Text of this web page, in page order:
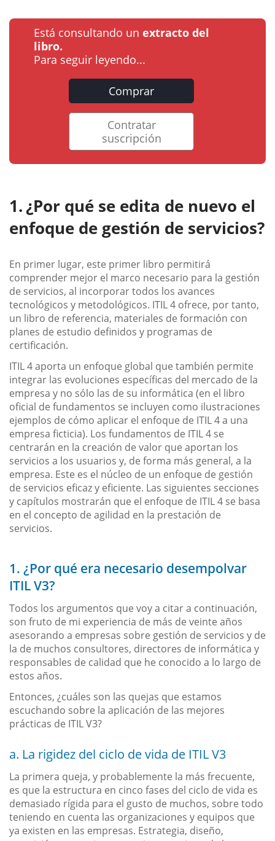
Está consultando un extracto del
libro.
Para seguir leyendo...
Comprar
Contratar
suscripción
¿Por qué se edita de nuevo el
enfoque de gestión de servicios?
En primer lugar, este primer libro permitirá
comprender mejor el marco necesario para la gestión
de servicios, al incorporar todos los avances
tecnológicos y metodológicos. ITIL 4 ofrece, por tanto,
un libro de referencia, materiales de formación con
planes de estudio definidos y programas de
certificación.
ITIL 4 aporta un enfoque global que también permite
integrar las evoluciones específicas del mercado de la
empresa y no sólo las de su informática (en el libro
oficial de fundamentos se incluyen como ilustraciones
ejemplos de cómo aplicar el enfoque de ITIL 4 a una
empresa ficticia). Los fundamentos de ITIL 4 se
centrarán en la creación de valor que aportan los
servicios a los usuarios y, de forma más general, a la
empresa. Este es el núcleo de un enfoque de gestión
de servicios eficaz y eficiente. Las siguientes secciones
y capítulos mostrarán que el enfoque de ITIL 4 se basa
en el concepto de agilidad en la prestación de
servicios.
1. ¿Por qué era necesario desempolvar
ITIL V3?
Todos los argumentos que voy a citar a continuación,
son fruto de mi experiencia de más de veinte años
asesorando a empresas sobre gestión de servicios y de
la de muchos consultores, directores de informática y
responsables de calidad que he conocido a lo largo de
estos años.
Entonces, ¿cuáles son las quejas que estamos
escuchando sobre la aplicación de las mejores
prácticas de ITIL V3?
a. La rigidez del ciclo de vida de ITIL V3
La primera queja, y probablemente la más frecuente,
es que la estructura en cinco fases del ciclo de vida es
demasiado rígida para el gusto de muchos, sobre todo
teniendo en cuenta las organizaciones y equipos que
ya existen en las empresas. Estrategia, diseño,